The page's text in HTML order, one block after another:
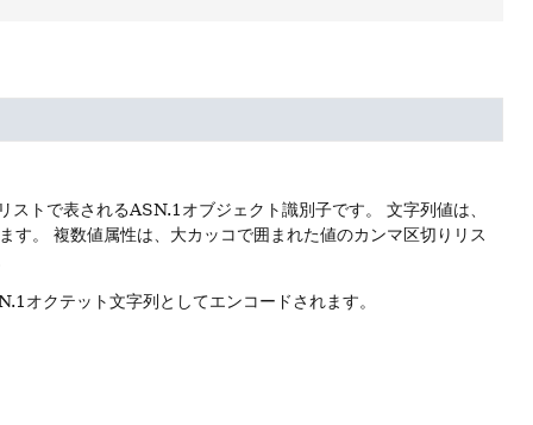
ストで表されるASN.1オブジェクト識別子です。
文字列値は、
す。
複数値属性は、大カッコで囲まれた値のカンマ区切りリス
クテット文字列としてエンコードされます。